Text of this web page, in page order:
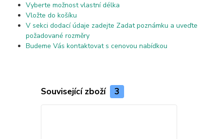
Vyberte možnost vlastní délka
Vložte do košíku
V sekci dodací údaje zadejte Zadat poznámku a uveďte
požadované rozměry
Budeme Vás kontaktovat s cenovou nabídkou
Související zboží 3